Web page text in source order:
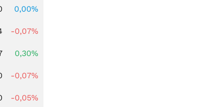
0,00%
-0,07%
0,30%
-0,07%
-0,05%